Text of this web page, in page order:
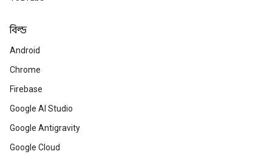
বিল্ড
Android
Chrome
Firebase
Google AI Studio
Google Antigravity
Google Cloud